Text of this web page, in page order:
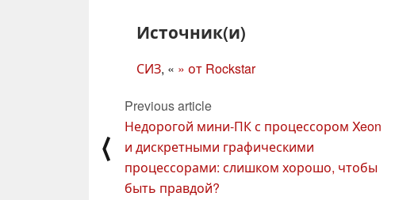
Источник(и)
СИЗ, « » от Rockstar
⟨
Previous article
Недорогой мини-ПК с процессором Xeon
и дискретными графическими
процессорами: слишком хорошо, чтобы
быть правдой?